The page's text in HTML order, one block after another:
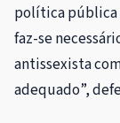
política pública
faz-se
antissexista
adequado”,